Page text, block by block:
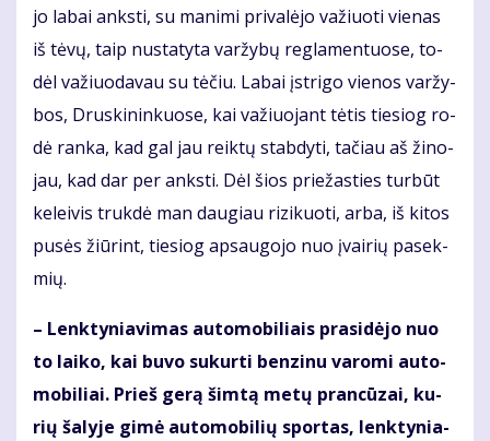
jo la­bai anks­ti, su ma­ni­mi pri­va­lė­jo va­žiuo­ti vie­nas
iš tė­vų, taip nu­sta­ty­ta var­žy­bų reg­la­men­tuo­se, to­
dėl va­žiuo­da­vau su tė­čiu. La­bai įstri­go vie­nos var­žy­
bos, Drus­ki­nin­kuo­se, kai va­žiuo­jant tė­tis tie­siog ro­
dė ran­ka, kad gal jau reik­tų stab­dy­ti, ta­čiau aš ži­no­
jau, kad dar per anks­ti. Dėl šios prie­žas­ties tur­būt
ke­lei­vis truk­dė man dau­giau ri­zi­kuo­ti, ar­ba, iš ki­tos
pu­sės žiū­rint, tie­siog ap­sau­go­jo nuo įvai­rių pa­sek­
mių.
– Lenk­ty­nia­vi­mas au­to­mo­bi­liais pra­si­dė­jo nuo
to lai­ko, kai bu­vo su­kur­ti ben­zi­nu va­ro­mi au­to­
mo­bi­liai. Prieš ge­rą šim­tą me­tų pran­cū­zai, ku­
rių ša­ly­je gi­mė au­to­mo­bi­lių spor­tas, lenk­ty­nia­